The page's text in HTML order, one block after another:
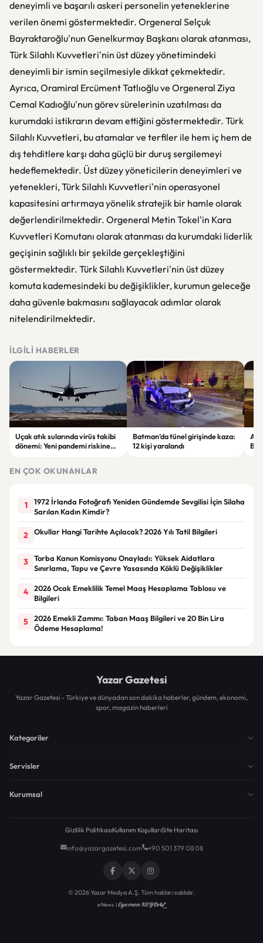
deneyimli ve başarılı askeri personelin yeteneklerine
verilen önemi göstermektedir. Orgeneral Selçuk
Bayraktaroğlu'nun Genelkurmay Başkanı olarak atanması,
Türk Silahlı Kuvvetleri'nin üst düzey yönetimindeki
deneyimli bir ismin seçilmesiyle dikkat çekmektedir.
Ayrıca, Oramiral Ercüment Tatlıoğlu ve Orgeneral Ziya
Cemal Kadıoğlu'nun görev sürelerinin uzatılması da
kurumdaki istikrarın devam ettiğini göstermektedir. Türk
Silahlı Kuvvetleri, bu atamalar ve terfiler ile hem iç hem de
dış tehditlere karşı daha güçlü bir duruş sergilemeyi
hedeflemektedir. Üst düzey yöneticilerin deneyimleri ve
yetenekleri, Türk Silahlı Kuvvetleri'nin operasyonel
kapasitesini artırmaya yönelik stratejik bir hamle olarak
değerlendirilmektedir. Orgeneral Metin Tokel'in Kara
Kuvvetleri Komutanı olarak atanması da kurumdaki liderlik
geçişinin sağlıklı bir şekilde gerçekleştiğini
göstermektedir. Türk Silahlı Kuvvetleri'nin üst düzey
komuta kademesindeki bu değişiklikler, kurumun geleceğe
daha güvenle bakmasını sağlayacak adımlar olarak
nitelendirilmektedir.
İLGILI HABERLER
Uçak atık sularında virüs takibi
dönemi: Yeni pandemi riskine
Batman’da tünel girişinde kaza:
12 kişi yaralandı
EN ÇOK OKUNANLAR
1
1972 İrlanda Fotoğrafı Yeniden Gündemde Sevgilisi İçin Silaha
Sarılan Kadın Kimdir?
2 Okullar Hangi Tarihte Açılacak? 2026 Yılı Tatil Bilgileri
3
Torba Kanun Komisyonu Onayladı: Yüksek Aidatlara
Sınırlama, Tapu ve Çevre Yasasında Köklü Değişiklikler
4
2026 Ocak Emeklilik Temel Maaş Hesaplama Tablosu ve
Bilgileri
5
2026 Emekli Zammı: Taban Maaş Bilgileri ve 20 Bin Lira
Ödeme Hesaplama!
Yazar Gazetesi
Yazar Gazetesi - Türkiye ve dünyadan son dakika haberler, gündem, ekonomi,
spor, magazin haberleri
Kategoriler
Servisler
Kurumsal
Gizlilik PolitikasıKullanım KoşullarıSite Haritası
info@yazargazetesi.com +90 501 379 08 08
© 2026 Yazar Medya A.Ş. Tüm hakları saklıdır.
eNews |Egemen KEYDAL